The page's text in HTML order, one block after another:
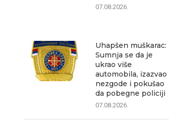
07.08.2026.
Uhapšen muškarac:
Sumnja se da je
ukrao više
automobila, izazvao
nezgode i pokušao
da pobegne policiji
07.08.2026.